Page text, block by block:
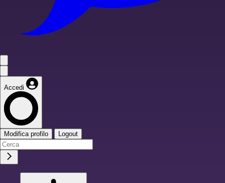
Accedi
Modifica profilo Logout